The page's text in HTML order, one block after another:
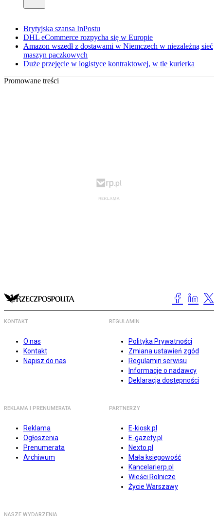
Brytyjska szansa InPostu
DHL eCommerce rozpycha się w Europie
Amazon wszedł z dostawami w Niemczech w niezależną sieć
maszyn paczkowych
Duże przejęcie w logistyce kontraktowej, w tle kurierka
Promowane treści
KONTAKT
O nas
Kontakt
Napisz do nas
REGULAMIN
Polityka Prywatności
Zmiana ustawień zgód
Regulamin serwisu
Informacje o nadawcy
Deklaracja dostępności
REKLAMA I PRENUMERATA
Reklama
Ogłoszenia
Prenumerata
Archiwum
PARTNERZY
E-kiosk.pl
E-gazety.pl
Nexto.pl
Mała księgowość
Kancelarierp.pl
Wieści Rolnicze
Życie Warszawy
NASZE WYDARZENIA